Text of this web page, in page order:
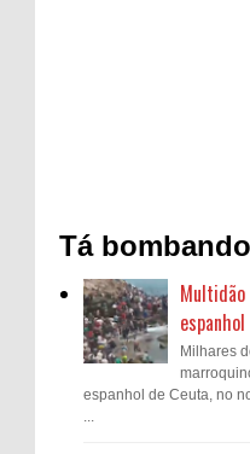
Tá bombando
Milhares
espanhol de Ceuta, no
...